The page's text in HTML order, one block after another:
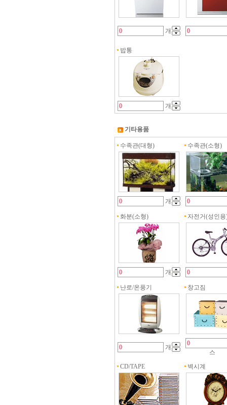
개
밥통
개
기타용품
수족관(대형) 수족관(소형)
개
화분(소형) 자전거(성인용
개
난로/온풍기 창고짐
개
스
CD/TAPE
벽시계